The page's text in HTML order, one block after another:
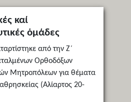
καί
ὁμάδες
από την Ζ΄
Ορθοδόξων
Μητροπόλεων για θέματα
(Αλίαρτος 20-